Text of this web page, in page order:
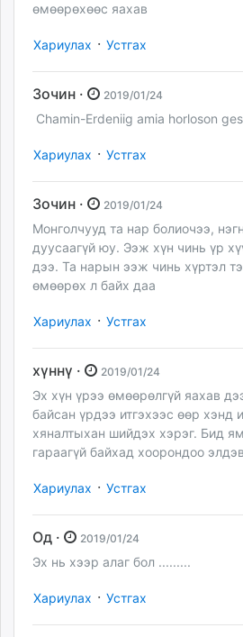
өмөөрөхөөс яахав
Хариулах · Устгах
Зочин · 2019/01/24
Chamin-Erdeniig amia horloson
Хариулах · Устгах
Зочин · 2019/01/24
Монголчууд та нар болиочээ,
дуусаагүй юу. Ээж хүн чинь үр
дээ. Та нарын ээж чинь хүртэл
өмөөрөх л байх даа
Хариулах · Устгах
хүннү · 2019/01/24
Эх хүн үрээ өмөөрөлгүй яахав
байсан үрдээ итгэхээс өөр хэнд
хяналтыхан шийдэх хэрэг. Бид
гараагүй байхад хоорондоо
Хариулах · Устгах
Од · 2019/01/24
Эх нь хээр алаг бол .........
Хариулах · Устгах